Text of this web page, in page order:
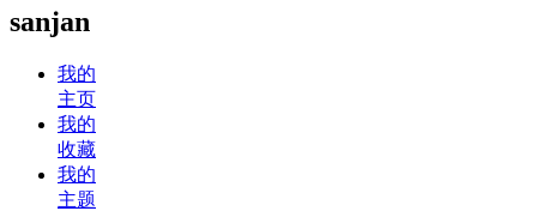
sanjan
我的
主页
我的
收藏
我的
主题